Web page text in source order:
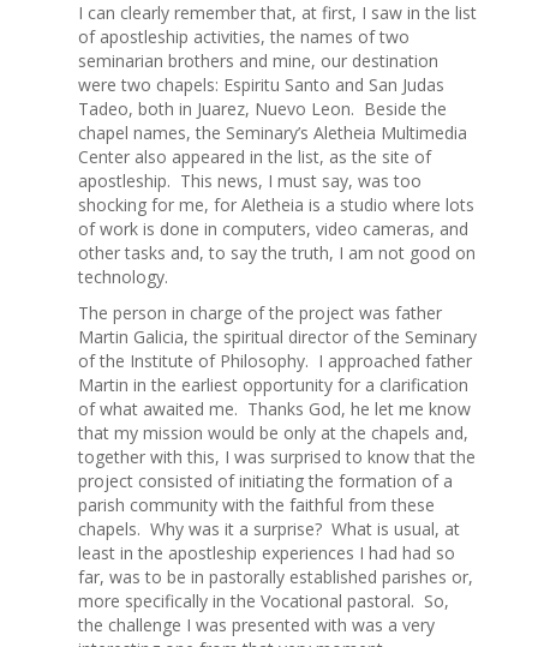
I can clearly remember that, at first, I saw in the list
of apostleship activities, the names of two
seminarian brothers and mine, our destination
were two chapels: Espiritu Santo and San Judas
Tadeo, both in Juarez, Nuevo Leon. Beside the
chapel names, the Seminary’s Aletheia Multimedia
Center also appeared in the list, as the site of
apostleship. This news, I must say, was too
shocking for me, for Aletheia is a studio where lots
of work is done in computers, video cameras, and
other tasks and, to say the truth, I am not good on
technology.
The person in charge of the project was father
Martin Galicia, the spiritual director of the Seminary
of the Institute of Philosophy. I approached father
Martin in the earliest opportunity for a clarification
of what awaited me. Thanks God, he let me know
that my mission would be only at the chapels and,
together with this, I was surprised to know that the
project consisted of initiating the formation of a
parish community with the faithful from these
chapels. Why was it a surprise? What is usual, at
least in the apostleship experiences I had had so
far, was to be in pastorally established parishes or,
more specifically in the Vocational pastoral. So,
the challenge I was presented with was a very